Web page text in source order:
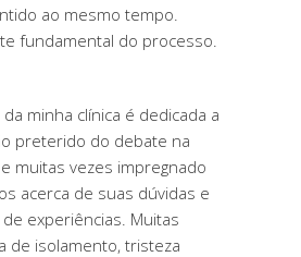
ao mesmo tempo.
fundamental do processo.
minha clínica é dedicada a
preterido do debate na
muitas vezes impregnado
acerca de suas dúvidas e
experiências. Muitas
de isolamento, tristeza